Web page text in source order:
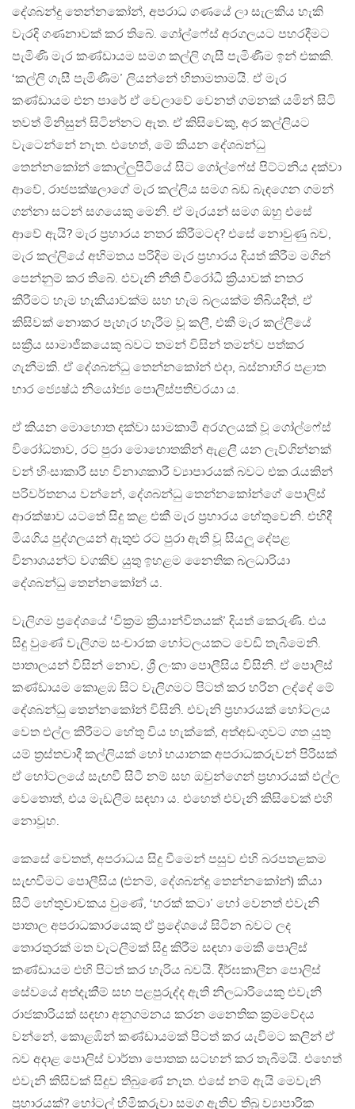
දේශබන්දු තෙන්නකෝන්, අපරාධ ගණයේ ලා සැලකිය හැකි
වැරදි ගණනාවක් කර තිබේ. ගෝල්ෆේස් අරගලයට පහරදීමට
පැමිණි මැර කණ්ඩායම සමග කල්ලි ගැසී පැමිණීම ඉන් එකකි.
‘කල්ලි ගැසී පැමිණීම’ ලියන්නේ හිතාමතාමයි. ඒ මැර
කණ්ඩායම එන පාරේ ඒ වෙලාවේ වෙනත් ගමනක් යමින් සිටි
තවත් මිනිසුන් සිටින්නට ඇත. ඒ කිසිවෙකු, අර කල්ලියට
වැටෙන්නේ නැත. එහෙත්, මේ කියන දේශබන්ධු
තෙන්නකෝන් කොල්ලුපිටියේ සිට ගෝල්ෆේස් පිට්ටනිය දක්වා
ආවේ, රාජපක්ෂලාගේ මැර කල්ලිය සමග බඩ බැඳගෙන ගමන්
ගන්නා සටන් සගයෙකු මෙනි. ඒ මැරයන් සමග ඔහු එසේ
ආවේ ඇයි? මැර ප්‍රහාරය නතර කිරීමටද? එසේ නොවුණු බව,
මැර කල්ලියේ අභිමතය පරිදිම මැර ප්‍රහාරය දියත් කිරීම මගින්
පෙන්නුම් කර තිබේ. එවැනි නීති විරෝධී ක්‍රියාවක් නතර
කිරීමට හැම හැකියාවක්ම සහ හැම බලයක්ම තිබියදීත්, ඒ
කිසිවක් නොකර පැහැර හැරීම වූ කලී, එකී මැර කල්ලියේ
සක්‍රීය සාමාජිකයෙකු බවට තමන් විසින් තමන්ව පත්කර
ගැනීමකි. ඒ දේශබන්ධු තෙන්නකෝන් එදා, බස්නාහිර පළාත
භාර ජ්‍යෙෂ්ඨ නියෝජ්‍ය පොලිස්පතිවරයා ය.
ඒ කියන මොහොත දක්වා සාමකාමී අරගලයක් වූ ගෝල්ෆේස්
විරෝධතාව, රට පුරා මොහොතකින් ඇළලී යන ලැව්ගින්නක්
වන් හිංසාකාරී සහ විනාශකාරී ව්‍යාපාරයක් බවට එක රැයකින්
පරිවර්තනය වන්නේ, දේශබන්ධු තෙන්නකෝන්ගේ පොලිස්
ආරක්ෂාව යටතේ සිදු කළ එකී මැර ප්‍රහාරය හේතුවෙනි. එහිදී
මියගිය පුද්ගලයන් ඇතුළු රට පුරා ඇති වූ සියලූ දේපළ
විනාශයන්ට වගකිව යුතු ඉහළම නෛතික බලධාරියා
දේශබන්ධු තෙන්නකෝන් ය.
වැලිගම ප්‍රදේශයේ ‘වික්‍රම ක්‍රියාන්විතයක්’ දියත් කෙරුණි. එය
සිදු වුණේ වැලිගම සංචාරක හෝටලයකට වෙඩි තැබීමෙනි.
පාතාලයන් විසින් නොව, ශ්‍රී ලංකා පොලීසිය විසිනි. ඒ පොලිස්
කණ්ඩායම කොළඹ සිට වැලිගමට පිටත් කර හරින ලද්දේ මේ
දේශබන්ධු තෙන්නකෝන් විසිනි. එවැනි ප්‍රහාරයක් හෝටලය
වෙත එල්ල කිරීමට හේතු විය හැක්කේ, අත්අඩංගුවට ගත යුතු
යම් ත්‍රස්තවාදී කල්ලියක් හෝ භයානක අපරාධකරුවන් පිරිසක්
ඒ හෝටලයේ සැඟවී සිටී නම් සහ ඔවුන්ගෙන් ප්‍රහාරයක් එල්ල
වෙතොත්, එය මැඩලීම සඳහා ය. එහෙත් එවැනි කිසිවෙක් එහි
නොවූහ.
කෙසේ වෙතත්, අපරාධය සිදු වීමෙන් පසුව එහි බරපතළකම
සැඟවීමට පොලීසිය (එනම්, දේශබන්දු තෙන්නකෝන්) කියා
සිටි හේතුවාචකය වුණේ, ‘හරක් කටා’ හෝ වෙනත් එවැනි
පාතාල අපරාධකාරයෙකු ඒ ප්‍රදේශයේ සිටින බවට ලද
තොරතුරක් මත වැටලීමක් සිදු කිරීම සඳහා මෙකී පොලිස්
කණ්ඩායම එහි පිටත් කර හැරිය බවයි. දීර්ඝකාලීන පොලිස්
සේවයේ අත්දැකීම් සහ පළපුරුද්ද ඇති නිලධාරියෙකු එවැනි
රාජකාරියක් සඳහා අනුගමනය කරන නෛතික ක්‍රමවේදය
වන්නේ, කොළඹින් කණ්ඩායමක් පිටත් කර යැවීමට කලින් ඒ
බව අදාළ පොලිස් වාර්තා පොතක සටහන් කර තැබීමයි. එහෙත්
එවැනි කිසිවක් සිදුව තිබුණේ නැත. එසේ නම් ඇයි මෙවැනි
ප්‍රහාරයක්? හෝටල් හිමිකරුවා සමග ඇතිව තිබූ ව්‍යාපාරික